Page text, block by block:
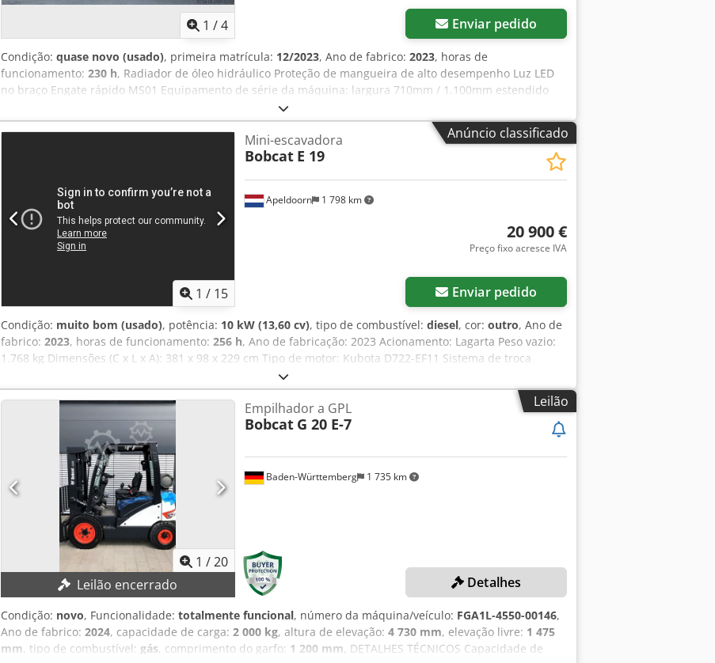
1 /4 Enviar pedido
Condição: quase novo (usado), primeira matrícula: 12/2023, Ano de fabrico: 2023, horas de
funcionamento: 230 h, Radiador de óleo hidráulico Proteção de mangueira de alto desempenho Luz LED
no braço Engate rápido MS01 Equipamento de série da máquina: largura 710mm / 1.100mm estendido
Crjdpfsx Tn Upjx Ahlsf Esteiras de borracha de 180mm Hidráulica adicional de dupla ação Duas
velocidades de deslocamento Certificação CE Esta oferta não é vinculativa, sem garantia quanto aos
detalhes do equipamento. Reservam-se erros, alterações e venda intermediária!
Anúncio classificado
1 / 15
Apeldoorn 1 798 km
Mini-escavadora
Bobcat E 19
20 900 €
Preço fixo acresce IVA
Enviar pedido
Condição: muito bom (usado), potência: 10 kW (13,60 cv), tipo de combustível: diesel, cor: outro, Ano de
fabrico: 2023, horas de funcionamento: 256 h, Ano de fabricação: 2023 Acionamento: Lagarta Peso vazio:
1.768 kg Dimensões (C x L x A): 381 x 98 x 229 cm Tipo de motor: Kubota D722-EF11 Sistema de troca
rápida: Sim Condição técnica: muito boa Condição visual: muito boa = Outras opções e acessórios = - Farol
de trabalho - Ventilador - Esteiras de borracha - Função martelo/sortimento - Lâmina de empurrar - Troca
rápida = Observações = Csdpey Rfw Njfx Ahlerf Trem de força Norma/Estágio: Stage IV / Tier IV final
Lehnhoff MS01 engate rápido com 1 balde, chassi extensível, braço longo
Leilão
1 /20
Leilão encerrado
Baden-Württemberg 1 735 km
Empilhador a GPL
Bobcat G 20 E-7
Detalhes
Condição: novo, Funcionalidade: totalmente funcional, número da máquina/veículo: FGA1L-4550-00146,
Ano de fabrico: 2024, capacidade de carga: 2 000 kg, altura de elevação: 4 730 mm, elevação livre: 1 475
mm, tipo de combustível: gás, comprimento do garfo: 1 200 mm, DETALHES TÉCNICOS Capacidade de